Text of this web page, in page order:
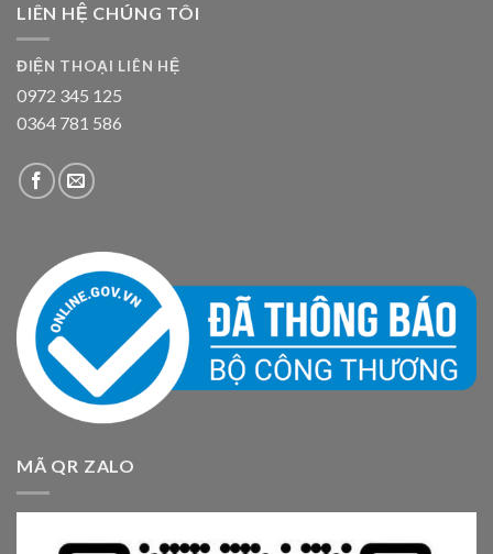
LIÊN HỆ CHÚNG TÔI
ĐIỆN THOẠI LIÊN HỆ
0972 345 125
0364 781 586
MÃ QR ZALO